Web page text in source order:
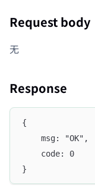
Request body
无
Response
{
    msg: "OK",
    code: 0
}